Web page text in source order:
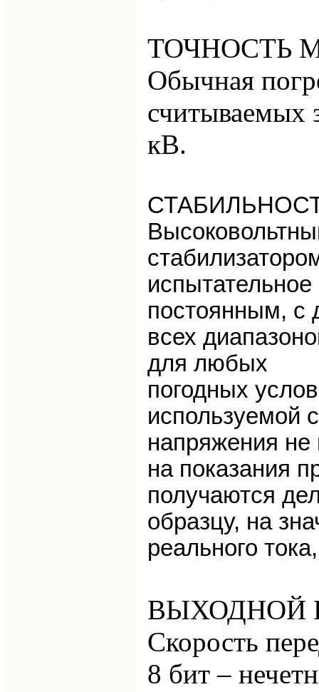
ТОЧНОСТЬ
Обычная
кВ.
постоянным, с
всех
для любых
погодных
используемой
напряжения не
на показания
получаются
образцу, на
реального
ВЫХОДНОЙ
Скорость
8 бит –